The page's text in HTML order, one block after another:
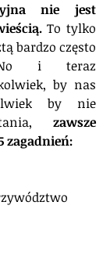
nie jest
To tylko
bardzo często
i teraz
by nas
by nie
zawsze
zagadnień: